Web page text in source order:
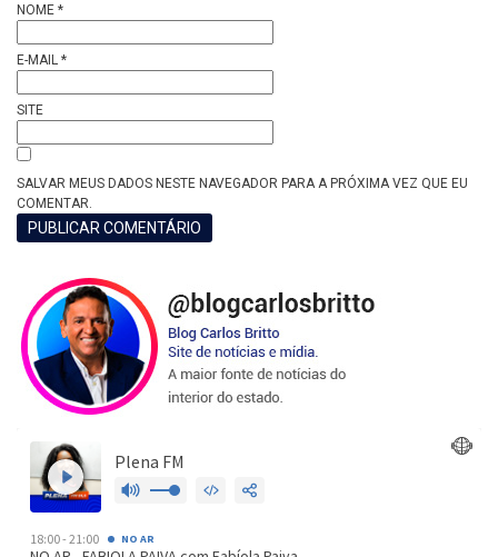
NOME *
E-MAIL *
SITE
SALVAR MEUS DADOS NESTE NAVEGADOR PARA A PRÓXIMA VEZ QUE EU
COMENTAR.